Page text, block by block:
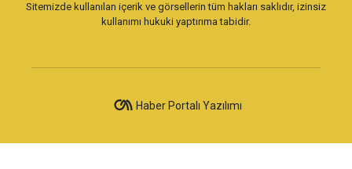
Sitemizde kullanılan içerik ve görsellerin tüm hakları saklıdır, izinsiz
kullanımı hukuki yaptırıma tabidir.
Haber Portalı Yazılımı